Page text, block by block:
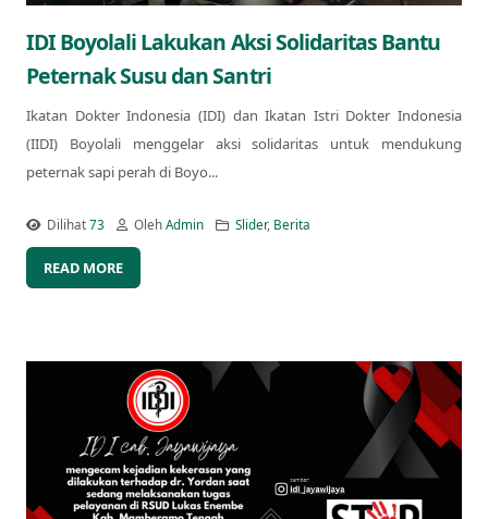
IDI Boyolali Lakukan Aksi Solidaritas Bantu
Peternak Susu dan Santri
Ikatan Dokter Indonesia (IDI) dan Ikatan Istri Dokter Indonesia
(IIDI) Boyolali menggelar aksi solidaritas untuk mendukung
peternak sapi perah di Boyo...
Dilihat73 OlehAdmin Slider, Berita
READ MORE